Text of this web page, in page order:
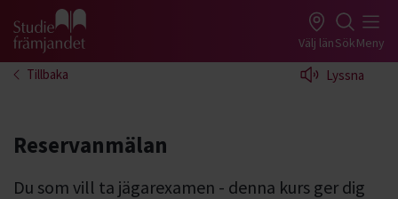
Gå till studiefrämjandets startsida Välj länSökMeny
Tillbaka Lyssna
Reservanmälan
Du som vill ta jägarexamen - denna kurs ger dig